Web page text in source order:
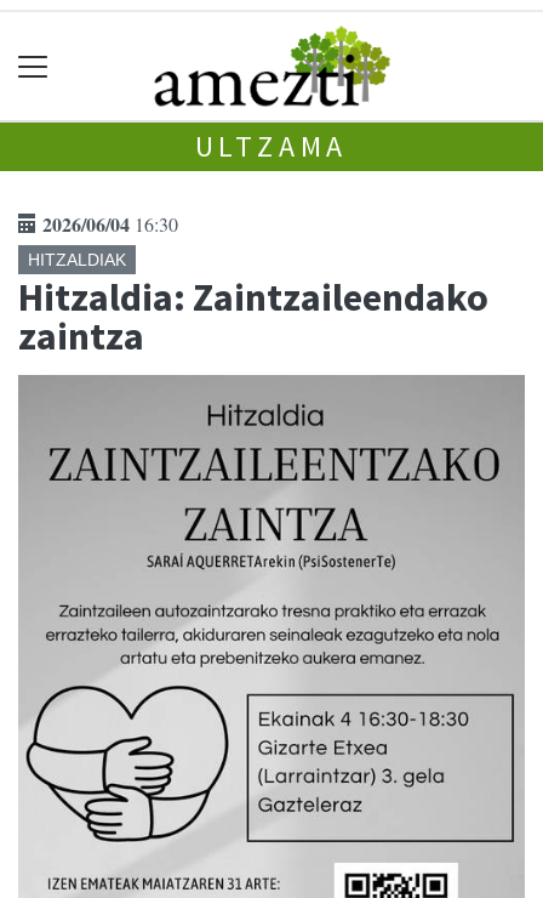
ULTZAMA
2026/06/04 16:30
HITZALDIAK
Hitzaldia: Zaintzaileendako
zaintza